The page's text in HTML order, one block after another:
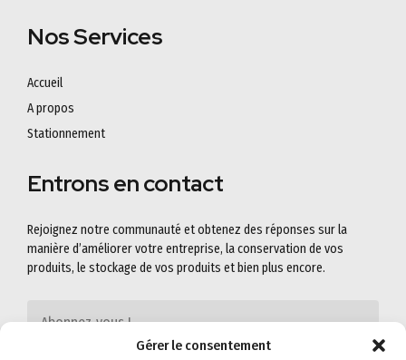
Gérer le consentement
Nos Services
Accueil
A propos
Stationnement
Entrons en contact
Rejoignez notre communauté et obtenez des réponses sur la
manière d’améliorer votre entreprise, la conservation de vos
produits, le stockage de vos produits et bien plus encore.